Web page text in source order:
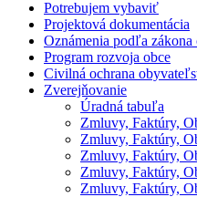
Potrebujem vybaviť
Projektová dokumentácia
Oznámenia podľa zákona
Program rozvoja obce
Civilná ochrana
Zverejňovanie
Úradná tabuľa
Zmluvy, Faktúry,
Zmluvy, Faktúry,
Zmluvy, Faktúry,
Zmluvy, Faktúry,
Zmluvy, Faktúry,